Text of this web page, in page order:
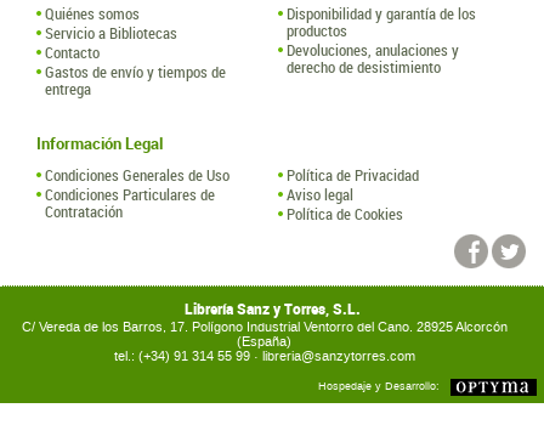
Quiénes somos
Servicio a Bibliotecas
Contacto
Gastos de envío y tiempos de
entrega
Disponibilidad y garantía de los
productos
Devoluciones, anulaciones y
derecho de desistimiento
Información Legal
Condiciones Generales de Uso
Condiciones Particulares de
Contratación
Política de Privacidad
Aviso legal
Política de Cookies
Librería Sanz y Torres, S.L.
C/ Vereda de los Barros, 17. Polígono Industrial Ventorro del Cano. 28925 Alcorcón
(España)
tel.: (+34) 91 314 55 99 · libreria@sanzytorres.com
Hospedaje y Desarrollo: